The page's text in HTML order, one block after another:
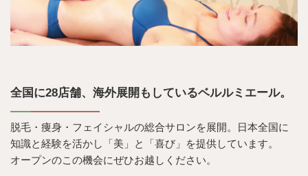
全国に28店舗、海外展開もしているベルルミエール。
脱毛・痩身・フェイシャルの総合サロンを展開。日本全国に
知識と経験を活かし「美」と「喜び」を提供しています。
オープンのこの機会にぜひお越しください。